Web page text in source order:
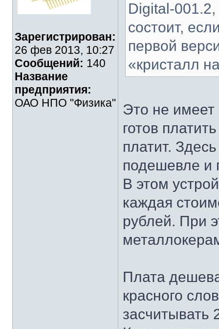
Зарегистрирован:
26 фев 2013, 10:27
Сообщений: 140
Название
предприятия:
ОАО НПО "Физика"
Digital-001.2,
состоит,
первой
«кристалл
Это не имеет
готов
платит.
подешевле и
В этом
каждая
рублей. При
Плата
красного
засчитывать